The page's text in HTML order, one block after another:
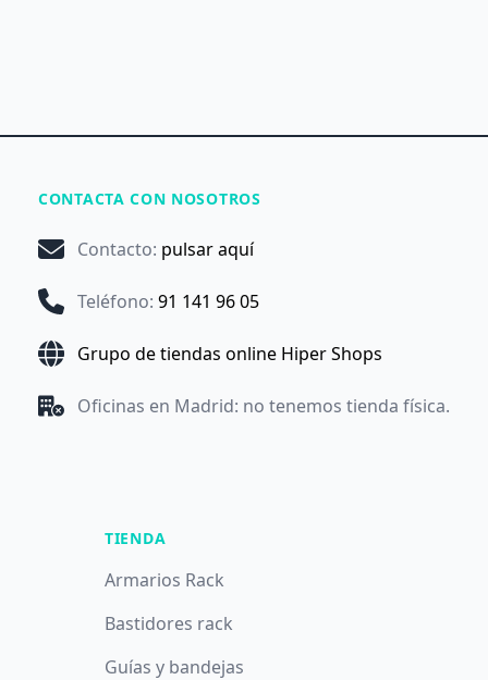
CONTACTA CON NOSOTROS
Contacto: pulsar aquí
Teléfono: 91 141 96 05
Grupo de tiendas online Hiper Shops
Oficinas en Madrid: no tenemos tienda física.
TIENDA
Armarios Rack
Bastidores rack
Guías y bandejas